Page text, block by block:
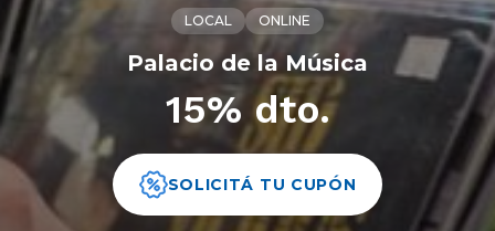
LOCAL ONLINE
Palacio de la Música
15% dto.
SOLICITÁ TU CUPÓN